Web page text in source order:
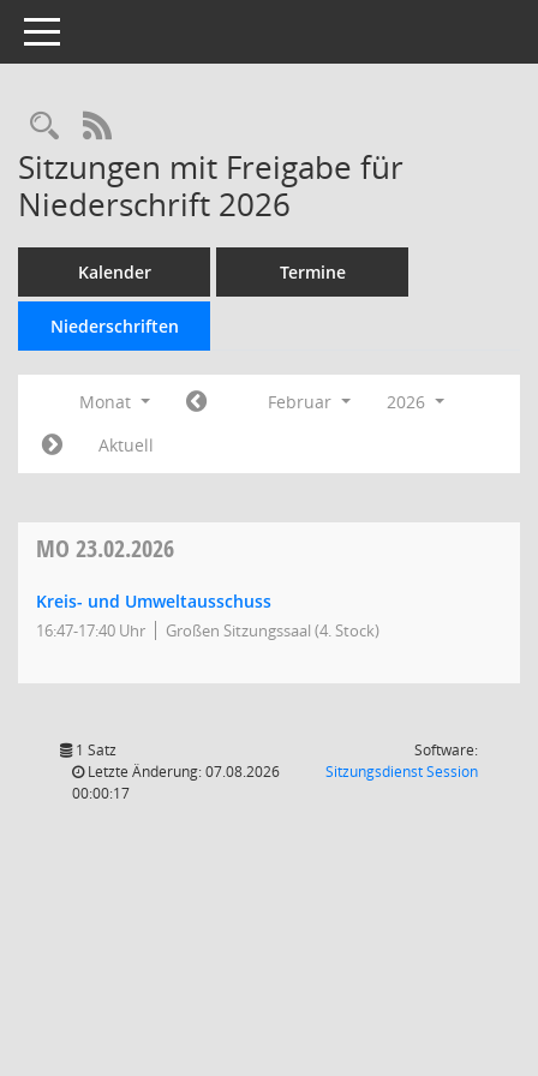
Toggle navigation
Rechercheauswahl
RSS-Feed
Sitzungen mit Freigabe für
Niederschrift 2026
Kalender Termine
Niederschriften
Monat Februar
2026
Aktuell
MO 23.02.2026
Kreis- und Umweltausschuss
16:47-17:40 Uhr Großen Sitzungssaal (4. Stock)
1 Satz
Letzte Änderung: 07.08.2026
00:00:17
Software:
SitzungsdienstSession(Wird in